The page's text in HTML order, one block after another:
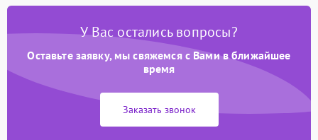
Поломка системы
Неисправность системы
2000 ₽ Подробнее →
Поломка сетевого шнура 500 ₽ Подробнее →
У Вас остались вопросы?
Оставьте заявку, мы свяжемся с Вами в ближайшее
время
Заказать звонок